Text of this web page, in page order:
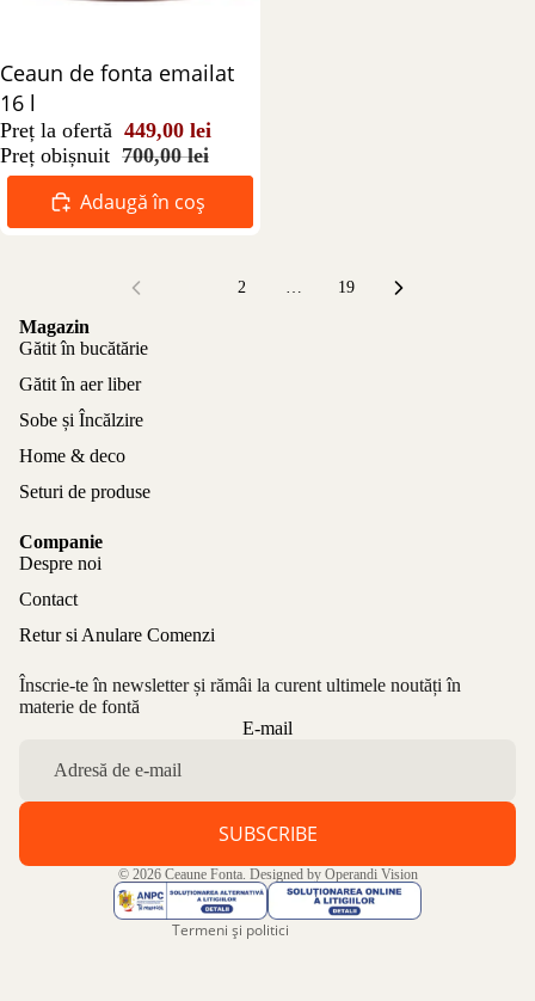
Reducere 36%
Ceaun de fonta emailat
16 l
Preț la ofertă 449,00 lei
Preț obișnuit 700,00 lei
Adaugă în coș
2 … 19
Magazin
Gătit în bucătărie
Gătit în aer liber
Sobe și Încălzire
Home & deco
Seturi de produse
Companie
Despre noi
Contact
Retur si Anulare Comenzi
Înscrie-te în newsletter și rămâi la curent ultimele noutăți în
materie de fontă
E-mail
SUBSCRIBE
© 2026 Ceaune Fonta. Designed by Operandi Vision
Termeni și politici
Politica de confidențialitate
Aviz legal